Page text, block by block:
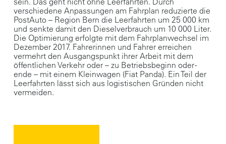
verschiedene Anpassungen am Fahrplan reduzierte die
PostAuto – Region Bern die Leerfahrten um 25 000 km
und senkte damit den Dieselverbrauch um 10 000 Liter.
Die Optimierung erfolgte mit dem Fahrplanwechsel im
Dezember 2017. Fahrerinnen und Fahrer erreichen
vermehrt den Ausgangspunkt ihrer Arbeit mit dem
öffentlichen Verkehr oder – zu Betriebsbeginn oder -
ende – mit einem Kleinwagen (Fiat Panda). Ein Teil der
Leerfahrten lässt sich aus logistischen Gründen nicht
vermeiden.